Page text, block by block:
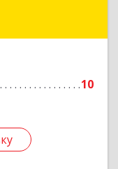
10
город Шарья,